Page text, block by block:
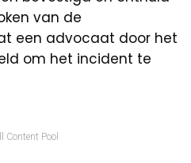
van de
een advocaat door het
om het incident te
Content Pool